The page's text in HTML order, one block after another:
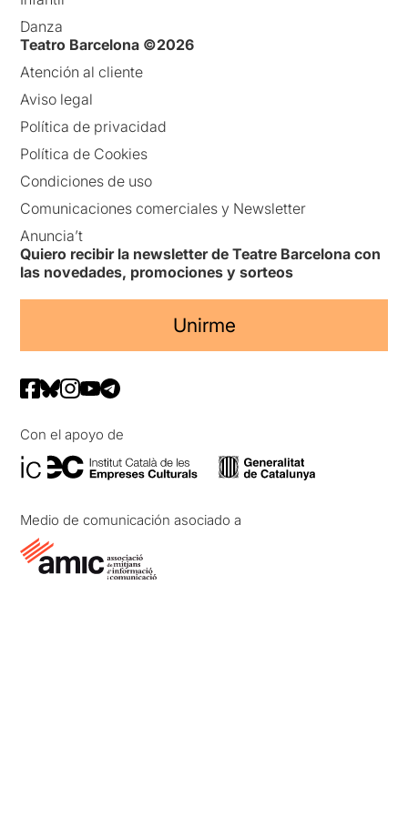
Danza
Teatro Barcelona ©2026
Atención al cliente
Aviso legal
Política de privacidad
Política de Cookies
Condiciones de uso
Comunicaciones comerciales y Newsletter
Anuncia’t
Quiero recibir la newsletter de Teatre Barcelona con
las novedades, promociones y sorteos
Unirme
Con el apoyo de
Medio de comunicación asociado a